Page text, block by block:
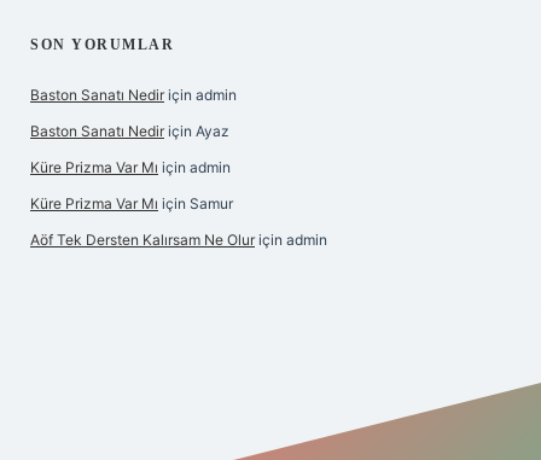
SON YORUMLAR
Baston Sanatı Nedir için admin
Baston Sanatı Nedir için Ayaz
Küre Prizma Var Mı için admin
Küre Prizma Var Mı için Samur
Aöf Tek Dersten Kalırsam Ne Olur için admin